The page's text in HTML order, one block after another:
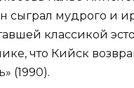
сыграл мудрого и
классикой
что Кийск
(1990).